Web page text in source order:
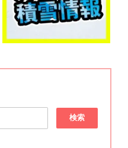
検索